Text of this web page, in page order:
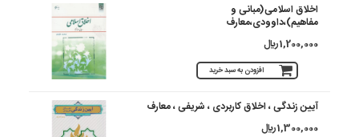
اخلاق اسلامی(مبانی و
مفاهیم)،داوودی،معارف
1,200,000 ريال
افزودن به سبد خرید
آیین زندگی ، اخلاق کاربردی ، شریفی ، معارف
1,300,000 ريال